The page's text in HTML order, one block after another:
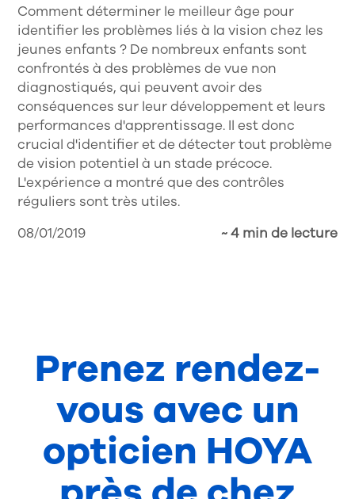
Comment déterminer le meilleur âge pour
identifier les problèmes liés à la vision chez les
jeunes enfants ? De nombreux enfants sont
confrontés à des problèmes de vue non
diagnostiqués, qui peuvent avoir des
conséquences sur leur développement et leurs
performances d'apprentissage. Il est donc
crucial d'identifier et de détecter tout problème
de vision potentiel à un stade précoce.
L'expérience a montré que des contrôles
réguliers sont très utiles.
08/01/2019
~ 4 min de lecture
Prenez rendez-
vous avec un
opticien HOYA